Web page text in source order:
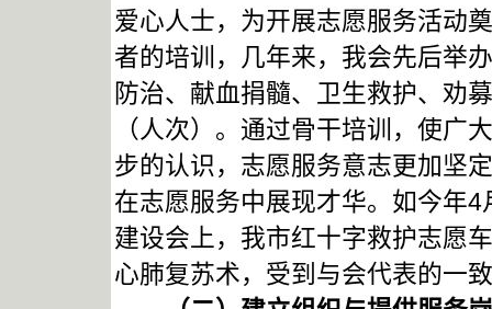
爱心人士，为开展志愿服务活动
者的培训，几年来，我会先后举
防治、献血捐髓、卫生救护、劝
（人次）。通过骨干培训，使广
步的认识，志愿服务意志更加坚
在志愿服务中展现才华。如今年
建设会上，我市红十字救护志愿
心肺复苏术，受到与会代表的一